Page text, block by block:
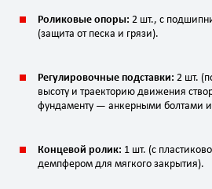
Роликовые опоры: 2 шт., с
(защита от песка и грязи).
Регулировочные подставки: 2 шт.
высоту и траекторию движения
фундаменту — анкерными болтами
Концевой ролик: 1 шт. (с
демпфером для мягкого закрытия).